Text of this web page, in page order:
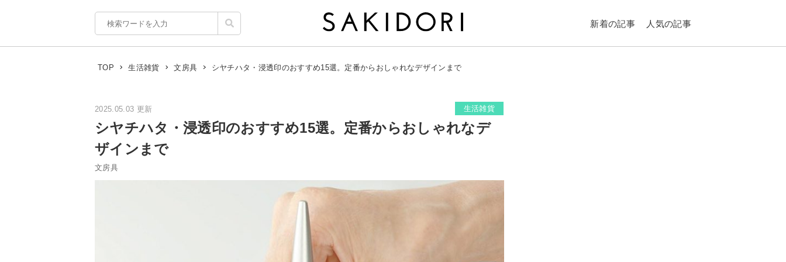
新着の記事 人気の記事
TOP 生活雑貨 文房具 シヤチハタ・浸透印のおすすめ15選。定番からおしゃれなデザインまで
2025.05.03 更新 生活雑貨
シヤチハタ・浸透印のおすすめ15選。定番からおしゃれなデ
ザインまで
文房具